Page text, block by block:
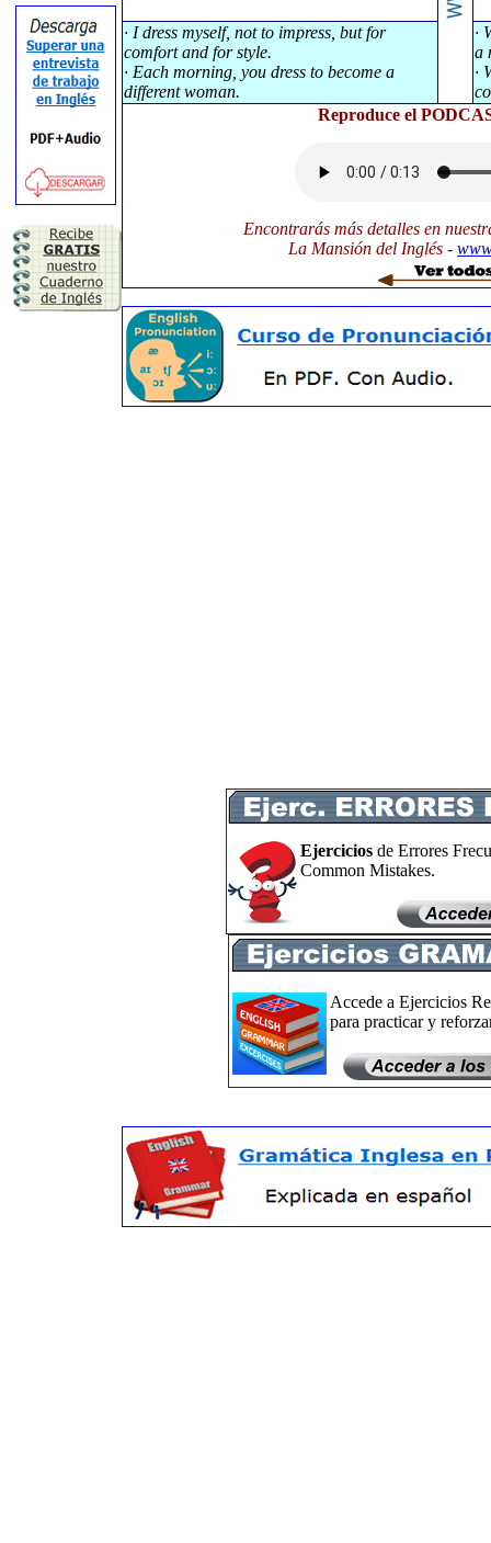
· I dress myself, not to impress, but for
comfort and for style.
· Each morning, you dress to become a
different woman.
·
a
·
Reproduce el
Encontrarás más detalles en
La Mansión del Inglés -
Ejerciciosde Errores
Common Mistakes.
Accede a Ejercicios
para practicar y